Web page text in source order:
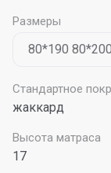
Размеры
Стандартное
жаккард
Высота матраса
17